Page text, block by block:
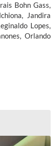
Bohn Gass,
Jandira
Lopes,
Orlando